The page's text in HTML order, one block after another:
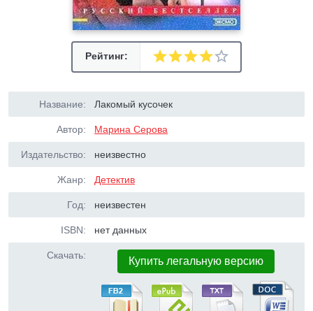
Рейтинг:
Название: Лакомый кусочек
Автор: Марина Серова
Издательство: неизвестно
Жанр: Детектив
Год: неизвестен
ISBN: нет данных
Скачать: Купить легальную версию